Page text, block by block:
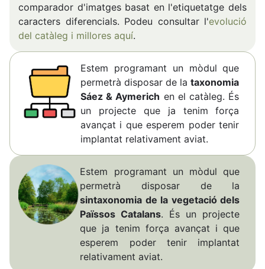
comparador d'imatges basat en l'etiquetatge dels
caracters diferencials. Podeu consultar l'evolució
del catàleg i millores aquí.
Estem programant un mòdul que
permetrà disposar de lataxonomia
Sáez & Aymerich en el catàleg. És
un projecte que ja tenim força
avançat i que esperem poder tenir
implantat relativament aviat.
Estem programant un mòdul que
permetrà disposar de la
sintaxonomia de la vegetació dels
Païssos Catalans. És un projecte
que ja tenim força avançat i que
esperem poder tenir implantat
relativament aviat.